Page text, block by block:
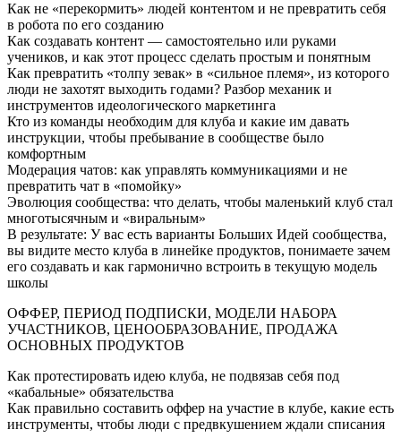
Как не «перекормить» людей контентом и не превратить себя
в робота по его созданию
Как создавать контент — самостоятельно или руками
учеников, и как этот процесс сделать простым и понятным
Как превратить «толпу зевак» в «сильное племя», из которого
люди не захотят выходить годами? Разбор механик и
инструментов идеологического маркетинга
Кто из команды необходим для клуба и какие им давать
инструкции, чтобы пребывание в сообществе было
комфортным
Модерация чатов: как управлять коммуникациями и не
превратить чат в «помойку»
Эволюция сообщества: что делать, чтобы маленький клуб стал
многотысячным и «виральным»
В результате: У вас есть варианты Больших Идей сообщества,
вы видите место клуба в линейке продуктов, понимаете зачем
его создавать и как гармонично встроить в текущую модель
школы
ОФФЕР, ПЕРИОД ПОДПИСКИ, МОДЕЛИ НАБОРА
УЧАСТНИКОВ, ЦЕНООБРАЗОВАНИЕ, ПРОДАЖА
ОСНОВНЫХ ПРОДУКТОВ
Как протестировать идею клуба, не подвязав себя под
«кабальные» обязательства
Как правильно составить оффер на участие в клубе, какие есть
инструменты, чтобы люди с предвкушением ждали списания